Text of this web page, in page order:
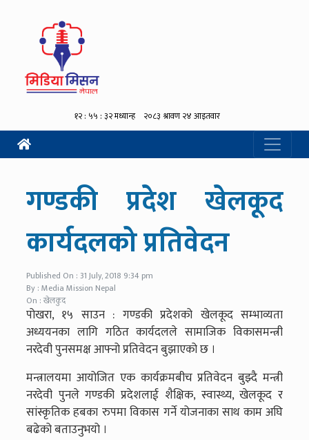
गण्डकी प्रदेश खेलकूद
कार्यदलको प्रतिवेदन
Published On : 31 July, 2018 9:34 pm
By : Media Mission Nepal
On : खेलकुद
पोखरा, १५ साउन : गण्डकी प्रदेशको खेलकूद सम्भाव्यता
अध्ययनका लागि गठित कार्यदलले सामाजिक विकासमन्त्री
नरदेवी पुनसमक्ष आफ्नो प्रतिवेदन बुझाएको छ ।
मन्त्रालयमा आयोजित एक कार्यक्रमबीच प्रतिवेदन बुझ्दै मन्त्री
नरदेवी पुनले गण्डकी प्रदेशलाई शैक्षिक, स्वास्थ्य, खेलकूद र
सांस्कृतिक हबका रुपमा विकास गर्ने योजनाका साथ काम अघि
बढेको बताउनुभयो ।